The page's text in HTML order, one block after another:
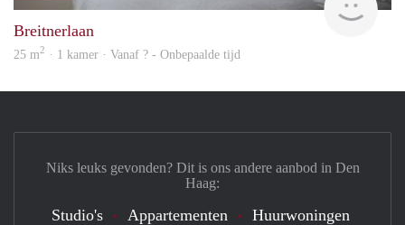
Breitnerlaan
25 m2 · 1 kamer · Vanaf ? - Onbepaalde tijd
Niks leuks gevonden? Dit is ons andere aanbod in Den
Haag:
Studio's Appartementen Huurwoningen